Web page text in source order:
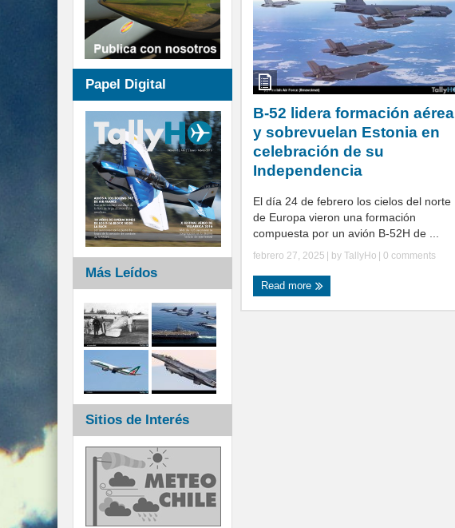
B-52 lidera formación aérea
y sobrevuelan Estonia en
celebración de su
Independencia
El día 24 de febrero los cielos del norte
de Europa vieron una formación
compuesta por un avión B-52H de ...
febrero 27, 2025 | by TallyHo 0 comments
Read more
Papel Digital
Más Leídos
Sitios de Interés